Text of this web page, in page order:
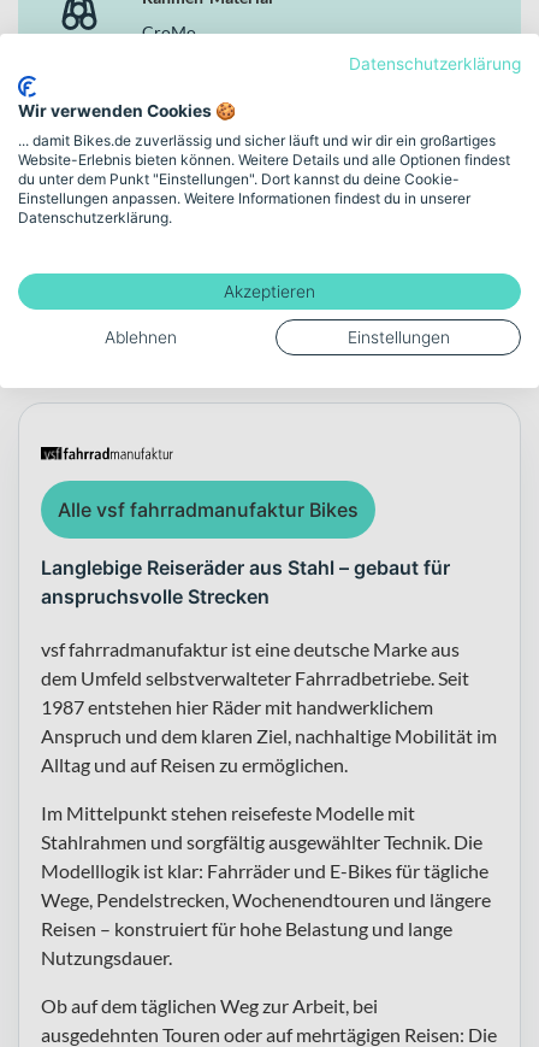
CroMo
Über die Marke vsf
fahrradmanufaktur
Alle vsf fahrradmanufaktur Bikes
Langlebige Reiseräder aus Stahl – gebaut für
anspruchsvolle Strecken
vsf fahrradmanufaktur ist eine deutsche Marke aus
dem Umfeld selbstverwalteter Fahrradbetriebe. Seit
1987 entstehen hier Räder mit handwerklichem
Anspruch und dem klaren Ziel, nachhaltige Mobilität im
Alltag und auf Reisen zu ermöglichen.
Im Mittelpunkt stehen reisefeste Modelle mit
Stahlrahmen und sorgfältig ausgewählter Technik. Die
Modelllogik ist klar: Fahrräder und E-Bikes für tägliche
Wege, Pendelstrecken, Wochenendtouren und längere
Reisen – konstruiert für hohe Belastung und lange
Nutzungsdauer.
Ob auf dem täglichen Weg zur Arbeit, bei
ausgedehnten Touren oder auf mehrtägigen Reisen: Die
Datenschutzerklärung
Wir verwenden Cookies 🍪
... damit Bikes.de zuverlässig und sicher läuft und wir dir ein großartiges
Website-Erlebnis bieten können. Weitere Details und alle Optionen findest
du unter dem Punkt "Einstellungen". Dort kannst du deine Cookie-
Einstellungen anpassen. Weitere Informationen findest du in unserer
Datenschutzerklärung.
Akzeptieren
Ablehnen Einstellungen